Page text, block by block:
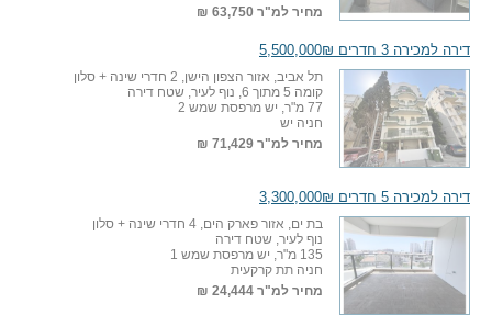
מחיר למ"ר 63,750 ₪
דירה למכירה 3 חדרים 5,500,000₪
תל אביב, אזור הצפון הישן, 2 חדרי שינה + סלון
קומה 5 מתוך 6, נוף לעיר, שטח דירה
77 מ"ר, יש מרפסת שמש 2
חניה יש
מחיר למ"ר 71,429 ₪
דירה למכירה 5 חדרים 3,300,000₪
בת ים, אזור פארק הים, 4 חדרי שינה + סלון
נוף לעיר, שטח דירה
135 מ"ר, יש מרפסת שמש 1
חניה תת קרקעית
מחיר למ"ר 24,444 ₪